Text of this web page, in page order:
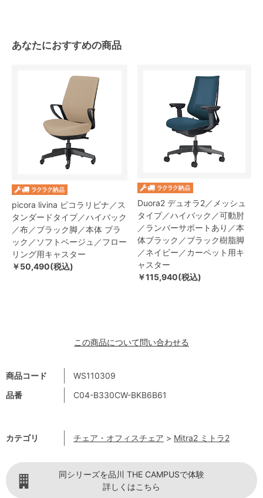
商品コード
WS110309
品番
C04-B330CW-BKB6B61
カテゴリ チェア・オフィスチェア > Mitra2 ミトラ2
あなたにおすすめの商品
picora livina ピコラリビナ／ス
タンダードタイプ／ハイバック
／布／ブラック脚／本体 ブラ
ック／ソフトベージュ／フロー
リング用キャスター
￥50,490(税込)
Duora2 デュオラ2／メッシュ
タイプ／ハイバック／可動肘
／ランバーサポートあり／本
体ブラック／ブラック樹脂脚
／ネイビー／カーペット用キ
ャスター
￥115,940(税込)
この商品について問い合わせる
同シリーズを品川 THE CAMPUSで体験
詳しくはこちら